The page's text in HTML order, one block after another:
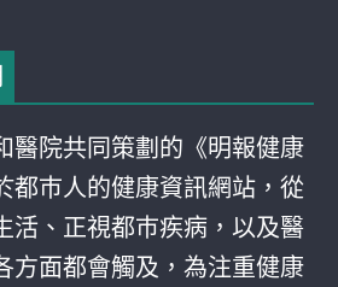
醫院共同策劃的《明報健康
都巿人的健康資訊網站，從
活、正視都巿疾病，以及醫
方面都會觸及，為注重健康